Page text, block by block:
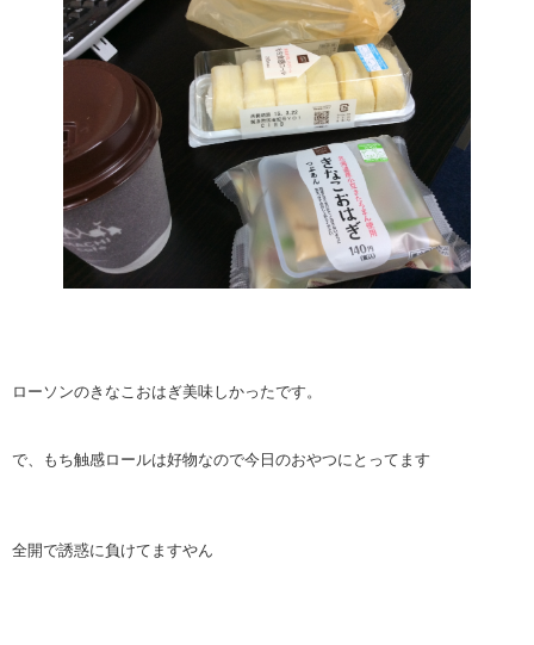
ローソンのきなこおはぎ美味しかったです。
で、もち触感ロールは好物なので今日のおやつにとってます
全開で誘惑に負けてますやん